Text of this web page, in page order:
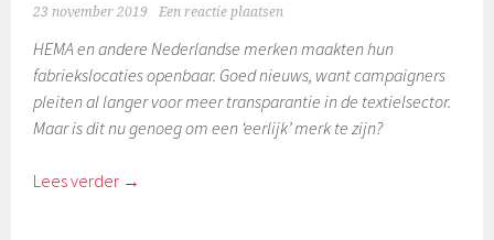
23 november 2019 Een reactie plaatsen
HEMA en andere Nederlandse merken maakten hun
fabriekslocaties openbaar. Goed nieuws, want campaigners
pleiten al langer voor meer transparantie in de textielsector.
Maar is dit nu genoeg om een ‘eerlijk’ merk te zijn?
Lees verder →